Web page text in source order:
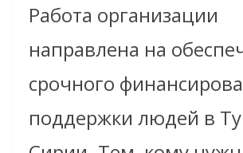
Работа организации
направлена на
срочного
поддержки людей в